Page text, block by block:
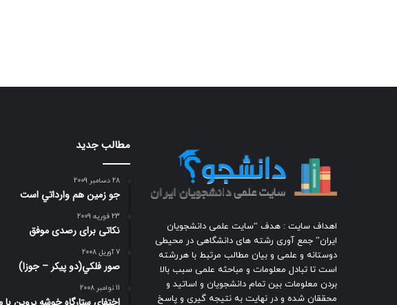
اهداف سایت : هدف “سایت علمی دانشجویان
ایران” جمع آوری رشته های دانشگاهی در محیطی
دوستانه و علمی و بیان مطالب مرتبط با هررشته
است تا تبادل معلومات و مباحثه علمی سبب بالا
بردن معلومات بین تمام دانشجویان و اساتید و
محققان شده و در نهایت به نتیجه گیری و پاسخ
مطالب جدید
28 دسامبر 2009
جو زمين هم وارداتي است
23 فوریه 2009
نکاتی برای رصدی موفق
7 آوریل 2008
صور فلكي(دو پیکر – جوزا)
11 نوامبر 2008